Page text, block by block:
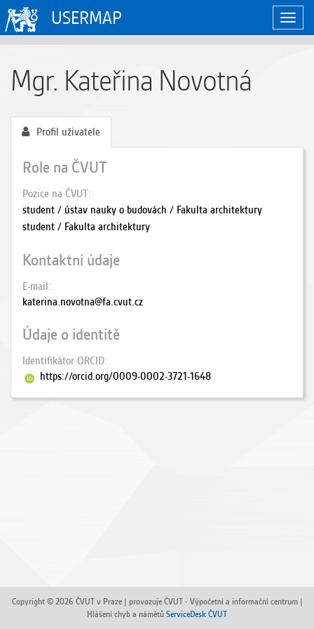
USERMAP
Mgr. Kateřina Novotná
Profil uživatele
Role na ČVUT
Pozice na ČVUT
student / ústav nauky o budovách / Fakulta architektury
student / Fakulta architektury
Kontaktní údaje
E-mail
katerina.novotna@fa.cvut.cz
Údaje o identitě
Identifikátor ORCID
https://orcid.org/0009-0002-3721-1648
Copyright © 2026 ČVUT v Praze | provozuje ČVUT - Výpočetní a informační centrum |
Hlášení chyb a námětů ServiceDesk ČVUT